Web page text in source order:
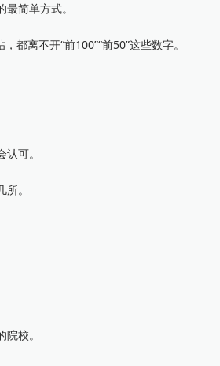
简单方式。
离不开“前100”“前50”这些数字。
可。
。
校。